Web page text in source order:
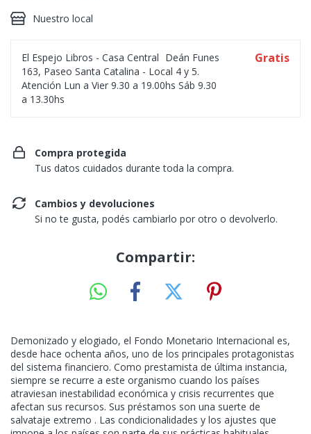
Nuestro local
El Espejo Libros - Casa Central Deán Funes
163, Paseo Santa Catalina - Local 4 y 5.
Atención Lun a Vier 9.30 a 19.00hs Sáb 9.30
a 13.30hs
Gratis
Compra protegida
Tus datos cuidados durante toda la compra.
Cambios y devoluciones
Si no te gusta, podés cambiarlo por otro o devolverlo.
Compartir:
Demonizado y elogiado, el Fondo Monetario Internacional es,
desde hace ochenta años, uno de los principales protagonistas
del sistema financiero. Como prestamista de última instancia,
siempre se recurre a este organismo cuando los países
atraviesan inestabilidad económica y crisis recurrentes que
afectan sus recursos. Sus préstamos son una suerte de
salvataje extremo . Las condicionalidades y los ajustes que